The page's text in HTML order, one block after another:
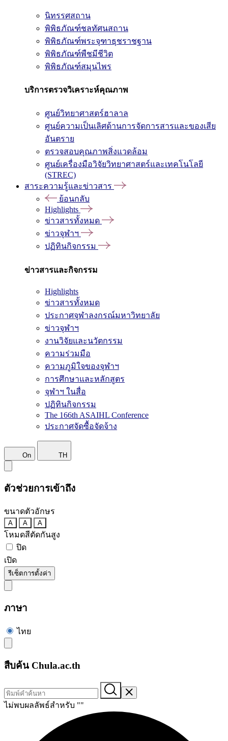
นิทรรศสถาน
พิพิธภัณฑ์ชลทัศนสถาน
พิพิธภัณฑ์พระจุฑาธุชราชฐาน
พิพิธภัณฑ์พืชมีชีวิต
พิพิธภัณฑ์สมุนไพร
บริการตรวจวิเคราะห์คุณภาพ
ศูนย์วิทยาศาสตร์ฮาลาล
ศูนย์ความเป็นเลิศด้านการจัดการสารและของเสีย
อันตราย
ตรวจสอบคุณภาพสิ่งแวดล้อม
ศูนย์เครื่องมือวิจัยวิทยาศาสตร์และเทคโนโลยี
(STREC)
สาระความรู้และข่าวสาร
ย้อนกลับ
Highlights
ข่าวสารทั้งหมด
ข่าวจุฬาฯ
ปฏิทินกิจกรรม
ข่าวสารและกิจกรรม
Highlights
ข่าวสารทั้งหมด
ประกาศจุฬาลงกรณ์มหาวิทยาลัย
ข่าวจุฬาฯ
งานวิจัยและนวัตกรรม
ความร่วมมือ
ความภูมิใจของจุฬาฯ
การศึกษาและหลักสูตร
จุฬาฯ ในสื่อ
ปฏิทินกิจกรรม
The 166th ASAIHL Conference
ประกาศจัดซื้อจัดจ้าง
On TH
ตัวช่วยการเข้าถึง
ขนาดตัวอักษร
A A A
โหมดสีตัดกันสูง
ปิด
เปิด
รีเซ็ตการตั้งค่า
ภาษา
ไทย
สืบค้น Chula.ac.th
ไม่พบผลลัพธ์สำหรับ ""